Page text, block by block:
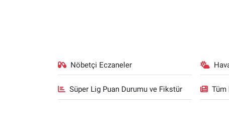
Nöbetçi Eczaneler
Süper Lig Puan Durumu ve Fikstür Tüm